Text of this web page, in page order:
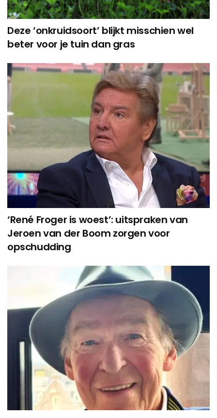
Deze ‘onkruidsoort’ blijkt misschien wel
beter voor je tuin dan gras
‘René Froger is woest’: uitspraken van
Jeroen van der Boom zorgen voor
opschudding